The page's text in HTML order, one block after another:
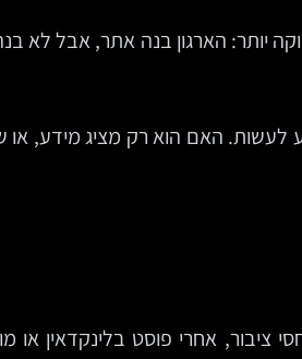
יותר: הארגון בנה אתר, אבל לא
האם הוא רק מציג מידע, או
ציבור, אחרי פוסט בלינקדאין